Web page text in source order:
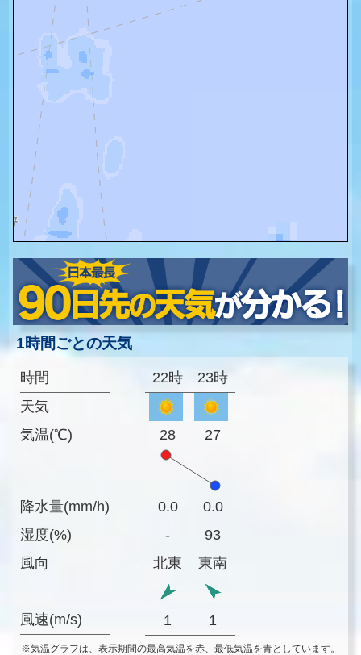
1時間ごとの天気
時間
天気
気温(℃)
降水量(mm/h)
湿度(%)
風向
風速(m/s)
22時 23時
28 27
0.0
0.0
-
93
北東
東南
1 1
※気温グラフは、表示期間の最高気温を赤、最低気温を青としています。